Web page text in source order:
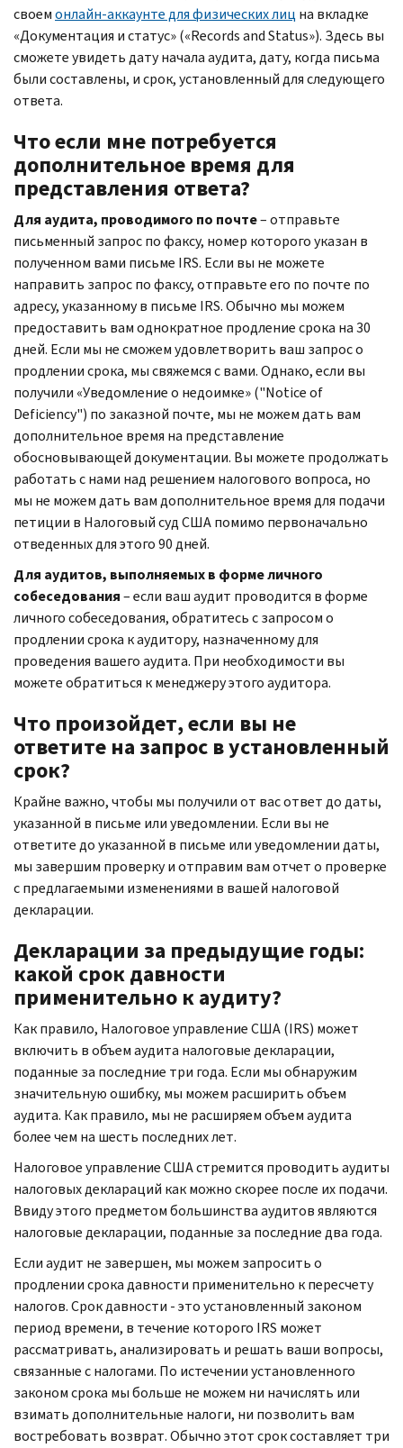
своемонлайн-аккаунте для физических лиц на вкладке
«Документация и статус» («Records and Status»). Здесь вы
сможете увидеть дату начала аудита, дату, когда письма
были составлены, и срок, установленный для следующего
ответа.
Что если мне потребуется
дополнительное время для
представления ответа?
Для аудита, проводимого по почте– отправьте
письменный запрос по факсу, номер которого указан в
полученном вами письме IRS. Если вы не можете
направить запрос по факсу, отправьте его по почте по
адресу, указанному в письме IRS.Обычно мы можем
предоставить вам однократное продление срока на 30
дней. Если мы не сможем удовлетворить ваш запрос о
продлении срока, мы свяжемся с вами. Однако, если вы
получили «Уведомление о недоимке» ("Notice of
Deficiency") по заказной почте, мы не можем дать вам
дополнительное время на представление
обосновывающей документации. Вы можете продолжать
работать с нами над решением налогового вопроса, но
мы не можем дать вам дополнительное время для подачи
петиции в Налоговый суд США помимо первоначально
отведенных для этого 90 дней.
Для аудитов, выполняемых в форме личного
собеседования– если ваш аудит проводится в форме
личного собеседования, обратитесь с запросом о
продлении срока к аудитору, назначенному для
проведения вашего аудита. При необходимости вы
можете обратиться к менеджеру этого аудитора.
Что произойдет, если вы не
ответите на запрос в установленный
срок?
Крайне важно, чтобы мы получили от вас ответ до даты,
указанной в письме или уведомлении. Если вы не
ответите до указанной в письме или уведомлении даты,
мы завершим проверку и отправим вам отчет о проверке
с предлагаемыми изменениями в вашей налоговой
декларации.
Декларации за предыдущие годы:
какой срок давности
применительно к аудиту?
Как правило, Налоговое управление США (IRS) может
включить в объем аудита налоговые декларации,
поданные за последние три года. Если мы обнаружим
значительную ошибку, мы можем расширить объем
аудита. Как правило, мы не расширяем объем аудита
более чем на шесть последних лет.
Налоговое управление США стремится проводить аудиты
налоговых деклараций как можно скорее после их подачи.
Ввиду этого предметом большинства аудитов являются
налоговые декларации, поданные за последние два года.
Если аудит не завершен, мы можем запросить о
продлении срока давности применительно к пересчету
налогов. Срок давности - это установленный законом
период времени, в течение которого IRS может
рассматривать, анализировать и решать ваши вопросы,
связанные с налогами. По истечении установленного
законом срока мы больше не можем ни начислять или
взимать дополнительные налоги, ни позволить вам
востребовать возврат. Обычно этот срок составляет три